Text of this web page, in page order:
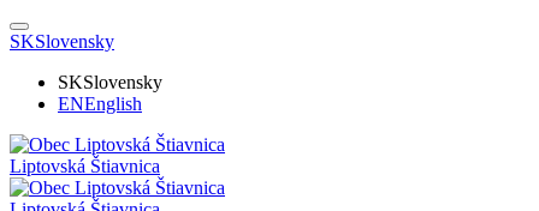
SKSlovensky
SKSlovensky
ENEnglish
Liptovská Štiavnica